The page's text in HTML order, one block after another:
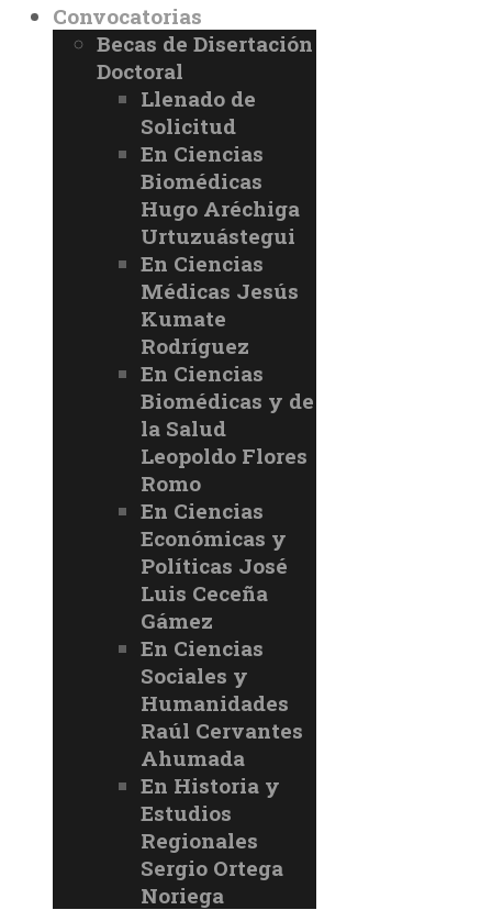
Convocatorias
Becas de Disertación
Doctoral
Llenado de
Solicitud
En Ciencias
Biomédicas
Hugo Aréchiga
Urtuzuástegui
En Ciencias
Médicas Jesús
Kumate
Rodríguez
En Ciencias
Biomédicas y de
la Salud
Leopoldo Flores
Romo
En Ciencias
Económicas y
Políticas José
Luis Ceceña
Gámez
En Ciencias
Sociales y
Humanidades
Raúl Cervantes
Ahumada
En Historia y
Estudios
Regionales
Sergio Ortega
Noriega